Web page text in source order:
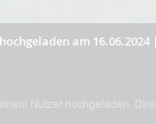
hochgeladen am 16.06.2024 |
Nutzer hochgeladen.